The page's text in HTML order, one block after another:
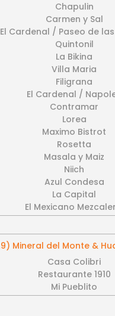
Chapulin
Carmen y Sal
El Cardenal / Paseo de
Quintonil
La Bikina
Villa Maria
Filigrana
El Cardenal /
Contramar
Lorea
Maximo Bistrot
Rosetta
Masala y Maiz
Niich
Azul Condesa
La Capital
El Mexicano
Mineral del Monte &
Casa Colibri
Restaurante 1910
Mi Pueblito